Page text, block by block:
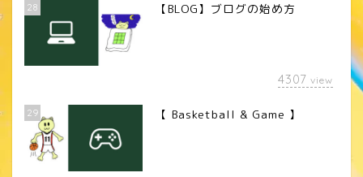
28 【BLOG】ブログの始め方
4307 view
29 【 Basketball & Game 】